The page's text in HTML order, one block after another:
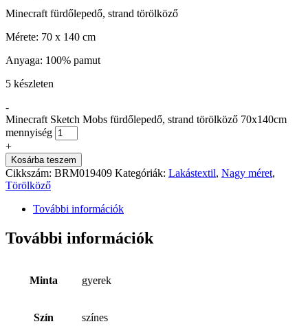
Minecraft fürdőlepedő, strand törölköző
Mérete: 70 x 140 cm
Anyaga: 100% pamut
5 készleten
-
Minecraft Sketch Mobs fürdőlepedő, strand törölköző 70x140cm
mennyiség
+
Kosárba teszem
Cikkszám: BRM019409 Kategóriák: Lakástextil, Nagy méret,
Törölköző
További információk
További információk
Minta gyerek
Szín színes